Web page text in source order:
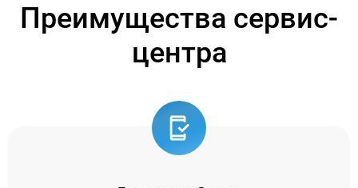
Преимущества сервис-
центра